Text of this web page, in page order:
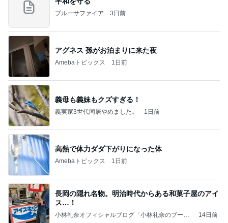
ブルーサファイア 3日前
アグネス 孫がお泊まりに来た夜
Amebaトピックス 1日前
義母も義妹もクズすぎる！
義実家3世代同居やめました。 1日前
高熱で体力ダダ下がりになった体
Amebaトピックス 1日前
長岡の隠れ名物。明治時代からある和菓子屋のアイ
ス…！
小林礼奈オフィシャルブログ「小林礼奈のブーブ
14日前